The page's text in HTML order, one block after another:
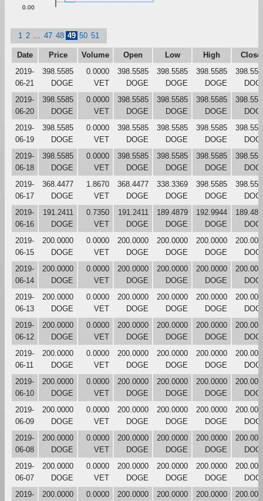
0.00
1 2 47 48 49 50 51
Date Price Volume Open Low High
Close
2019-
06-21
398.5585
DOGE
0.0000
VET
398.5585
DOGE
398.5585
DOGE
398.5585
DOGE
2019-
06-20
398.5585
DOGE
0.0000
VET
398.5585
DOGE
398.5585
DOGE
398.5585
DOGE
2019-
06-19
398.5585
DOGE
0.0000
VET
398.5585
DOGE
398.5585
DOGE
398.5585
DOGE
2019-
06-18
398.5585
DOGE
0.0000
VET
398.5585
DOGE
398.5585
DOGE
398.5585
DOGE
2019-
06-17
368.4477
DOGE
1.8670
VET
368.4477
DOGE
338.3369
DOGE
398.5585
DOGE
2019-
06-16
191.2411
DOGE
0.7350
VET
191.2411
DOGE
189.4879
DOGE
192.9944
DOGE
2019-
06-15
200.0000
DOGE
0.0000
VET
200.0000
DOGE
200.0000
DOGE
200.0000
DOGE
2019-
06-14
200.0000
DOGE
0.0000
VET
200.0000
DOGE
200.0000
DOGE
200.0000
DOGE
2019-
06-13
200.0000
DOGE
0.0000
VET
200.0000
DOGE
200.0000
DOGE
200.0000
DOGE
2019-
06-12
200.0000
DOGE
0.0000
VET
200.0000
DOGE
200.0000
DOGE
200.0000
DOGE
2019-
06-11
200.0000
DOGE
0.0000
VET
200.0000
DOGE
200.0000
DOGE
200.0000
DOGE
2019-
06-10
200.0000
DOGE
0.0000
VET
200.0000
DOGE
200.0000
DOGE
200.0000
DOGE
2019-
06-09
200.0000
DOGE
0.0000
VET
200.0000
DOGE
200.0000
DOGE
200.0000
DOGE
2019-
06-08
200.0000
DOGE
0.0000
VET
200.0000
DOGE
200.0000
DOGE
200.0000
DOGE
2019-
06-07
200.0000
DOGE
0.0000
VET
200.0000
DOGE
200.0000
DOGE
200.0000
DOGE
2019-
200.0000
0.0000
200.0000
200.0000
200.0000